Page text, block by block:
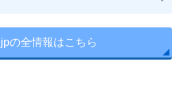
の全情報はこちら